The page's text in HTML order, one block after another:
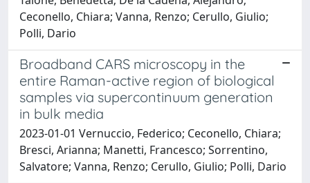
Ceconello, Chiara; Vanna, Renzo; Cerullo, Giulio;
Polli, Dario
Broadband CARS microscopy in the
entire Raman-active region of biological
samples via supercontinuum generation
in bulk media
2023-01-01 Vernuccio, Federico; Ceconello, Chiara;
Bresci, Arianna; Manetti, Francesco; Sorrentino,
Salvatore; Vanna, Renzo; Cerullo, Giulio; Polli, Dario